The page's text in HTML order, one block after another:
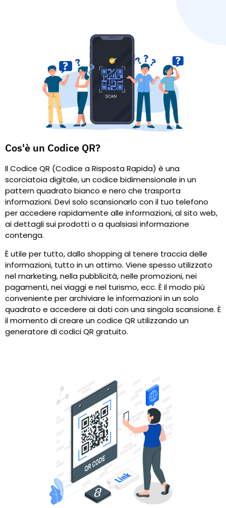
Cos'è un Codice QR?
Il Codice QR (Codice a Risposta Rapida) è una
scorciatoia digitale, un codice bidimensionale in un
pattern quadrato bianco e nero che trasporta
informazioni. Devi solo scansionarlo con il tuo telefono
per accedere rapidamente alle informazioni, al sito web,
ai dettagli sui prodotti o a qualsiasi informazione
contenga.
È utile per tutto, dallo shopping al tenere traccia delle
informazioni, tutto in un attimo. Viene spesso utilizzato
nel marketing, nella pubblicità, nelle promozioni, nei
pagamenti, nei viaggi e nel turismo, ecc. È il modo più
conveniente per archiviare le informazioni in un solo
quadrato e accedere ai dati con una singola scansione. È
il momento di creare un codice QR utilizzando un
generatore di codici QR gratuito.